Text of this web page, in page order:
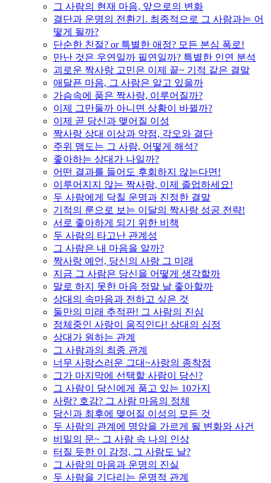
그 사람의 현재 마음, 앞으로의 변화
결단과 운명의 전환기. 최종적으로 그 사람과는 어
떻게 될까?
단순한 친절? or 특별한 애정? 모든 본심 폭로!
만난 것은 우연일까 필연일까? 특별한 인연 분석
괴로운 짝사랑 고민은 이제 끝~ 기적 같은 결말
애달픈 마음, 그 사람은 알고 있을까
가슴속에 품은 짝사랑, 이루어질까?
이제 그만둘까 아니면 상황이 바뀔까?
이제 곧 당신과 맺어질 이성
짝사랑 상대 이상과 약점, 각오와 결단
주위 맴도는 그 사람, 어떻게 해석?
좋아하는 상대가 나일까?
어떤 결과를 들어도 후회하지 않는다면!
이루어지지 않는 짝사랑, 이제 졸업하세요!
두 사람에게 닥칠 운명과 진정한 결말
기적의 룬으로 보는 이달의 짝사랑 성공 전략!
서로 좋아하게 되기 위한 비책
두 사람의 타고난 관계성
그 사람은 내 마음을 알까?
짝사랑 예언, 당신의 사랑 그 미래
지금 그 사람은 당신을 어떻게 생각할까
말로 하지 못한 마음 정말 날 좋아할까
상대의 속마음과 전하고 싶은 것
둘만의 미래 추적판! 그 사람의 진심
정체중인 사랑이 움직인다! 상대의 심정
상대가 원하는 관계
그 사람과의 최종 관계
너무 사랑스러운 그대~사랑의 종착점
그가 마지막에 선택할 사람이 당신?
그 사람이 당신에게 품고 있는 10가지
사랑? 호감? 그 사람 마음의 정체
당신과 최후에 맺어질 이성의 모든 것
두 사람의 관계에 명암을 가르게 될 변화와 사건
비밀의 문~ 그 사람 속 나의 인상
터질 듯한 이 감정, 그 사람도 날?
그 사람의 마음과 운명의 진실
두 사람을 기다리는 운명적 관계